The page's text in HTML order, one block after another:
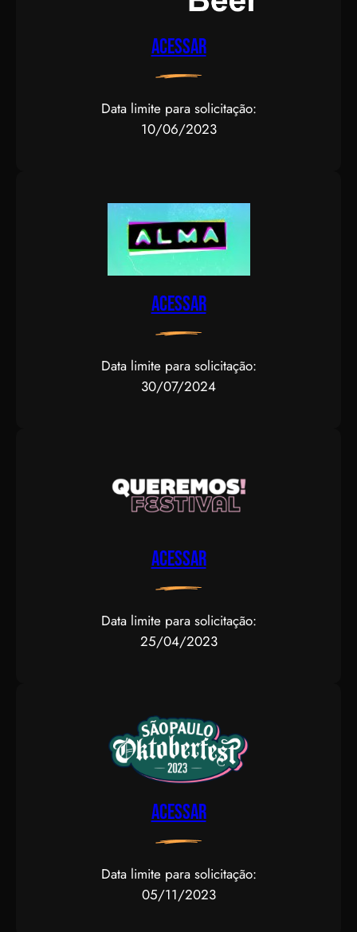
Acessar
Data limite para solicitação:
10/06/2023
Acessar
Data limite para solicitação:
30/07/2024
Acessar
Data limite para solicitação:
25/04/2023
Acessar
Data limite para solicitação:
05/11/2023